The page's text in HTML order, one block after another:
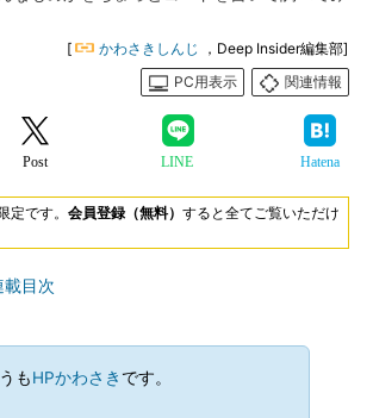
[ かわさきしんじ
，Deep Insider編集部]
PC用表示
関連情報
Post LINE Hatena
定です。 会員登録（無料） すると全てご覧いただけ
載目次
もHPかわさき です。